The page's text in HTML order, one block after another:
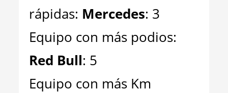
rápidas: Mercedes: 3
Equipo con más podios:
Red Bull: 5
Equipo con más Km